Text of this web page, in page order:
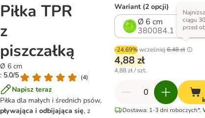
Piłka TPR
z
piszczałką
Ø 6 cm
: 5.0/5
(4)
Napisz teraz
Piłka dla małych i średnich psów,
pływająca i odbijająca się, z
Wariant (2 opcji)
Ø 6 cm
380084.1
-24.69% wcześniej 6,48 zł
ciągu
przed
4,88 zł
4,88 zł / szt.
Dostawa: 1-3 dni roboczych*.